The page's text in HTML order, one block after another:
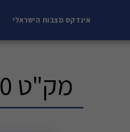
אינדקס מצבות הישראלי
מק"ט A30. כיתוב זהב